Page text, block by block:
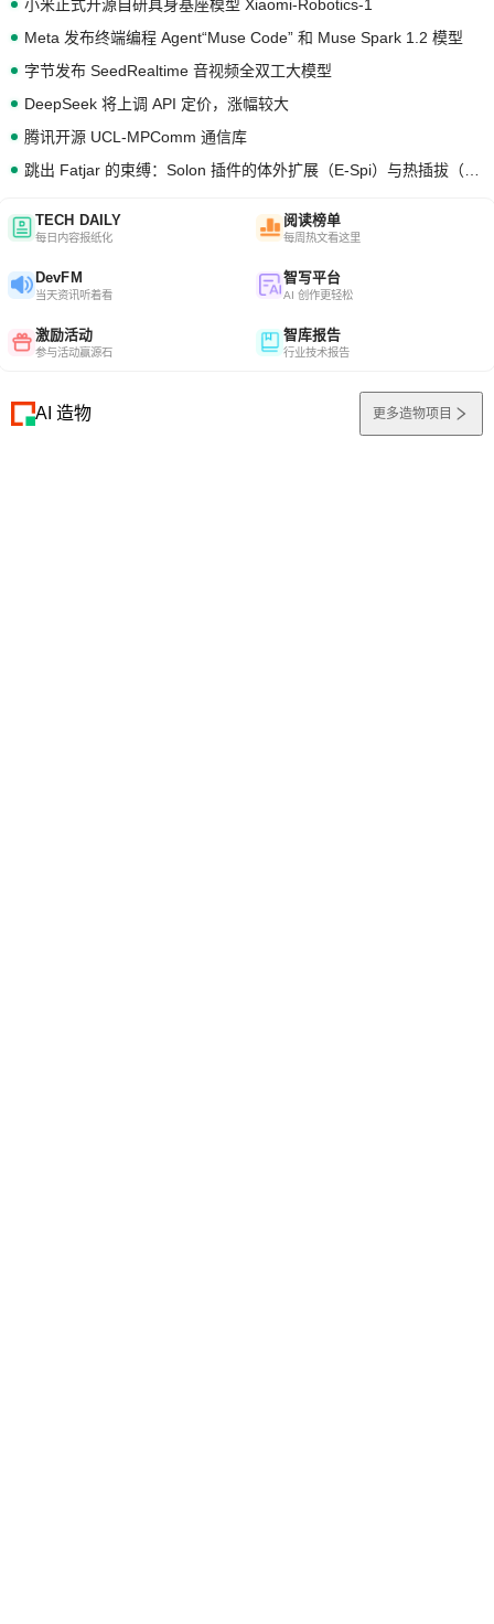
小米正式开源自研具身基座模型 Xiaomi-Robotics-1
Meta 发布终端编程 Agent“Muse Code” 和 Muse Spark 1.2 模型
字节发布 SeedRealtime 音视频全双工大模型
DeepSeek 将上调 API 定价，涨幅较大
腾讯开源 UCL-MPComm 通信库
TECH DAILY
每日内容报纸化
阅读榜单
每周热文看这里
DevFM
当天资讯听着看
智写平台
AI 创作更轻松
激励活动
参与活动赢源石
智库报告
行业技术报告
AI 造物 更多造物项目